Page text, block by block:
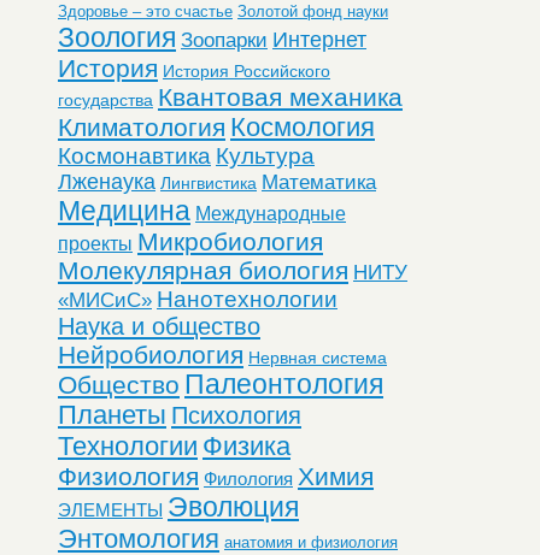
Здоровье – это счастье Золотой фонд науки
Зоология Зоопарки Интернет
История История Российского
государства Квантовая механика
Климатология Космология
Космонавтика Культура
Лженаука Лингвистика Математика
Медицина Международные
проекты Микробиология
Молекулярная биология НИТУ
«МИСиС» Нанотехнологии
Наука и общество
Нейробиология Нервная система
Общество Палеонтология
Планеты Психология
Технологии Физика
Физиология Филология Химия
ЭЛЕМЕНТЫ Эволюция
Энтомология анатомия и физиология